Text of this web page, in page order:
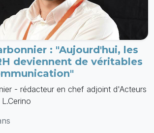
: "Aujourd'hui, les
deviennent de véritables
- rédacteur en chef adjoint d'Acteurs